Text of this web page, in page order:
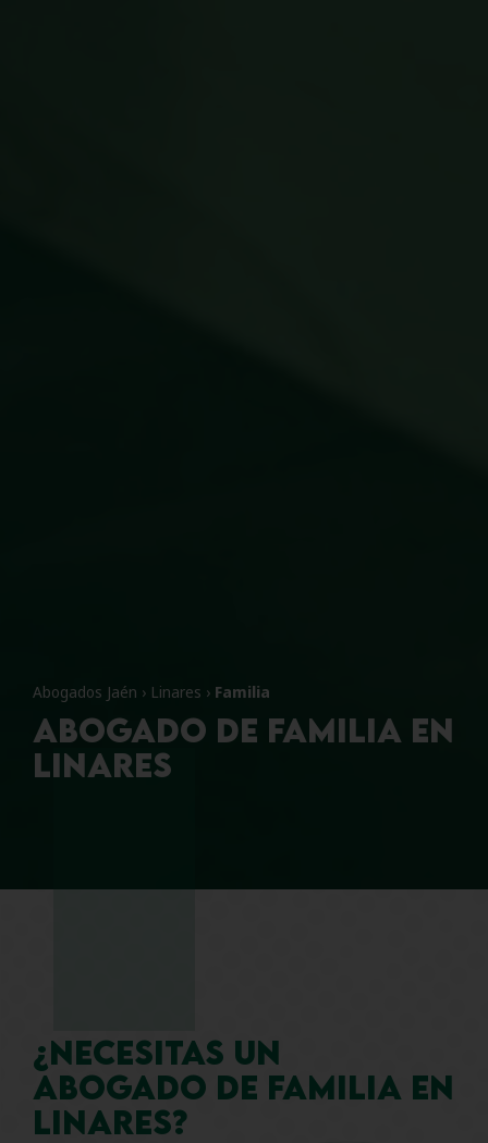
Abogados Jaén › Linares › Familia
Abogado de Familia en
Linares
¿Necesitas un
abogado de familia en
Linares?